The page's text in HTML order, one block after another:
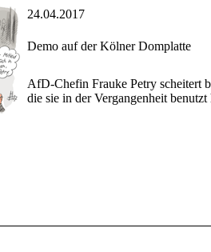
24.04.2017
Demo auf der Kölner Domplatte
AfD-Chefin Frauke Petry scheitert
die sie in der Vergangenheit